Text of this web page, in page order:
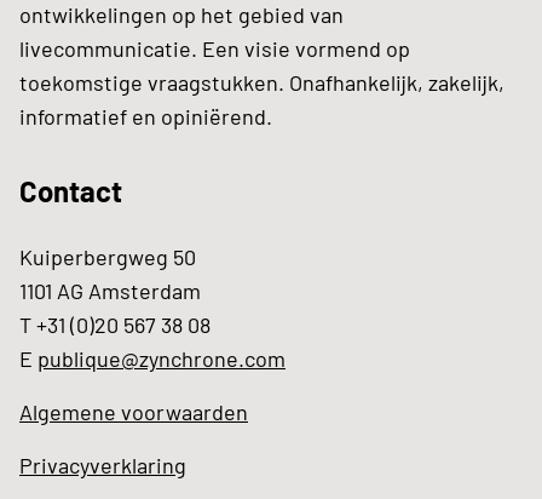
ontwikkelingen op het gebied van
livecommunicatie. Een visie vormend op
toekomstige vraagstukken. Onafhankelijk, zakelijk,
informatief en opiniërend.
Contact
Kuiperbergweg 50
1101 AG Amsterdam
T +31 (0)20 567 38 08
E publique@zynchrone.com
Algemene voorwaarden
Privacyverklaring